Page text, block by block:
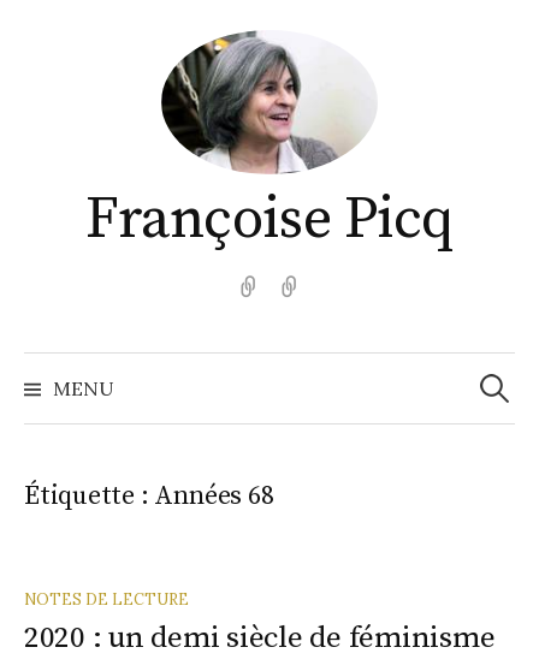
Françoise Picq
English
MENU
Étiquette : Années 68
NOTES DE LECTURE
2020 : un demi siècle de féminisme